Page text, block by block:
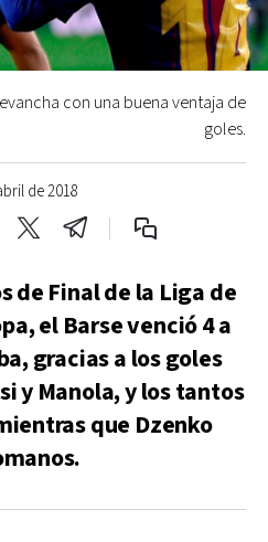
de 2018
con una buena ventaja de
goles.
de Final de la Liga de
el Barse venció 4 a
gracias a los goles
y Manola, y los tantos
que Dzenko